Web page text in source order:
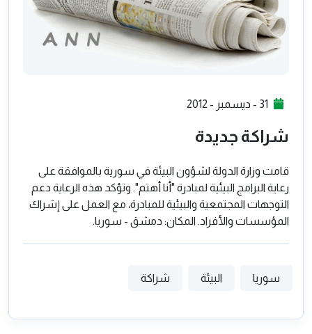
31 - ديسمبر - 2012
شراكة جديدة
قامت وزارة الدولة لشؤون البيئة في سورية بالموافقة على
رعاية البرامج البيئية لمبادرة "أنا أهتم". وتؤكد هذه الرعاية دعم
التوجهات المجتمعية والبيئية للمبادرة، مع العمل على إشراك
المؤسسات والأفراد. المكان: دمشق - سوريا.
سوريا البيئة شراكة